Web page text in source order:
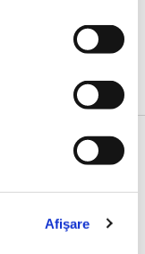
Afişare
nesimțitului